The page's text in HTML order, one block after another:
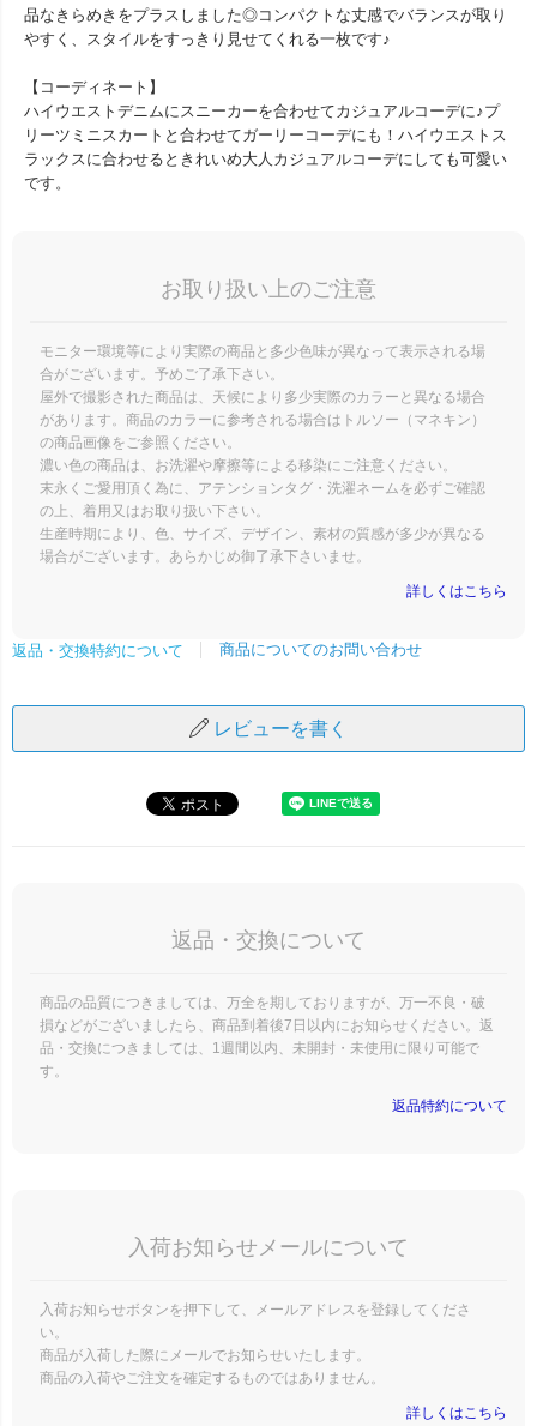
品なきらめきをプラスしました◎コンパクトな丈感でバランスが取り
やすく、スタイルをすっきり見せてくれる一枚です♪
【コーディネート】
ハイウエストデニムにスニーカーを合わせてカジュアルコーデに♪プ
リーツミニスカートと合わせてガーリーコーデにも！ハイウエストス
ラックスに合わせるときれいめ大人カジュアルコーデにしても可愛い
です。
お取り扱い上のご注意
モニター環境等により実際の商品と多少色味が異なって表示される場
合がございます。予めご了承下さい。
屋外で撮影された商品は、天候により多少実際のカラーと異なる場合
があります。商品のカラーに参考される場合はトルソー（マネキン）
の商品画像をご参照ください。
濃い色の商品は、お洗濯や摩擦等による移染にご注意ください。
末永くご愛用頂く為に、アテンションタグ・洗濯ネームを必ずご確認
の上、着用又はお取り扱い下さい。
生産時期により、色、サイズ、デザイン、素材の質感が多少が異なる
場合がございます。あらかじめ御了承下さいませ。
詳しくはこちら
返品・交換特約について 商品についてのお問い合わせ
レビューを書く
返品・交換について
商品の品質につきましては、万全を期しておりますが、万一不良・破
損などがございましたら、商品到着後7日以内にお知らせください。返
品・交換につきましては、1週間以内、未開封・未使用に限り可能で
す。
返品特約について
入荷お知らせメールについて
入荷お知らせボタンを押下して、メールアドレスを登録してくださ
い。
商品が入荷した際にメールでお知らせいたします。
商品の入荷やご注文を確定するものではありません。
詳しくはこちら